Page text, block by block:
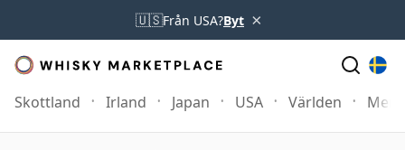
🇺🇸Från USA?Byt ×
Skottland Irland Japan USA Världen Mer